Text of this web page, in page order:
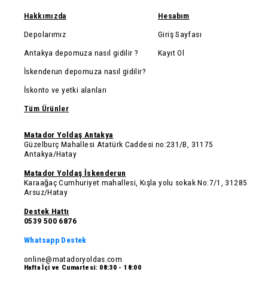
Hakkımızda
Depolarımız
Antakya depomuza nasıl gidilir ?
İskenderun depomuza nasıl gidilir?
İskonto ve yetki alanları
Hesabım
Giriş Sayfası
Kayıt Ol
Tüm Ürünler
Matador Yoldaş Antakya
Güzelburç Mahallesi Atatürk Caddesi no:231/B, 31175
Antakya/Hatay
Matador Yoldaş İskenderun
Karaağaç Cumhuriyet mahallesi, Kışla yolu sokak No:7/1, 31285
Arsuz/Hatay
Destek Hattı
0539 500 6876
Whatsapp Destek
online@matadoryoldas.com
Hafta İçi ve Cumartesi: 08:30 - 18:00